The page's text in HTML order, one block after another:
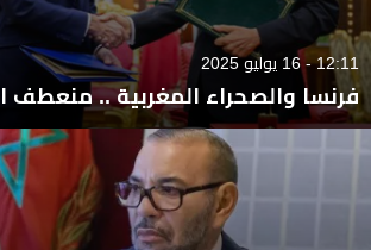
12:11 - 16 يوليو 2025
فرنسا والصحراء المغربية .. منعطف